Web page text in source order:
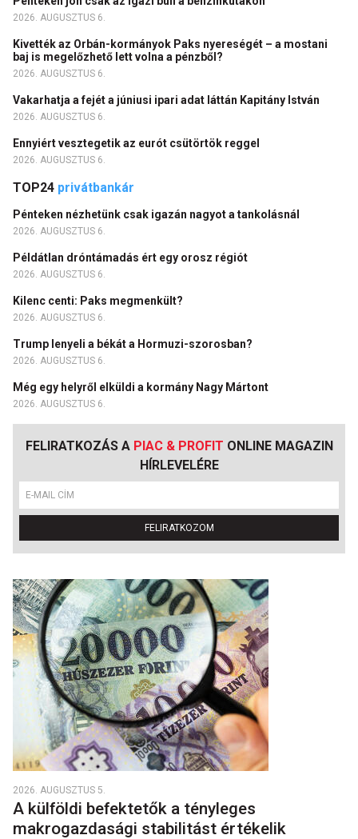
2026. AUGUSZTUS 6.
Kivették az Orbán-kormányok Paks nyereségét – a mostani
baj is megelőzhető lett volna a pénzből?
2026. AUGUSZTUS 6.
Vakarhatja a fejét a júniusi ipari adat láttán Kapitány István
2026. AUGUSZTUS 6.
Ennyiért vesztegetik az eurót csütörtök reggel
2026. AUGUSZTUS 6.
TOP24 privátbankár
Pénteken nézhetünk csak igazán nagyot a tankolásnál
2026. AUGUSZTUS 6.
Példátlan dróntámadás ért egy orosz régiót
2026. AUGUSZTUS 6.
Kilenc centi: Paks megmenkült?
2026. AUGUSZTUS 6.
Trump lenyeli a békát a Hormuzi-szorosban?
2026. AUGUSZTUS 6.
Még egy helyről elküldi a kormány Nagy Mártont
2026. AUGUSZTUS 6.
FELIRATKOZÁS A PIAC & PROFIT ONLINE MAGAZIN
HÍRLEVELÉRE
FELIRATKOZOM
2026. AUGUSZTUS 5.
A külföldi befektetők a tényleges
makrogazdasági stabilitást értékelik